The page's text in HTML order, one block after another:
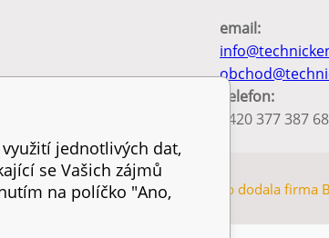
email:
Telefon:
+420 377 387
SITEMAP Tento eshop dodala firma
jednotlivých dat,
se Vašich zájmů
na políčko "Ano,